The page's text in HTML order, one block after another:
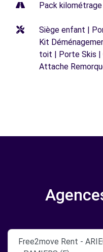
Pack
Siège enfant |
Kit
toit | Porte Skis |
Attache
Free2move Rent -